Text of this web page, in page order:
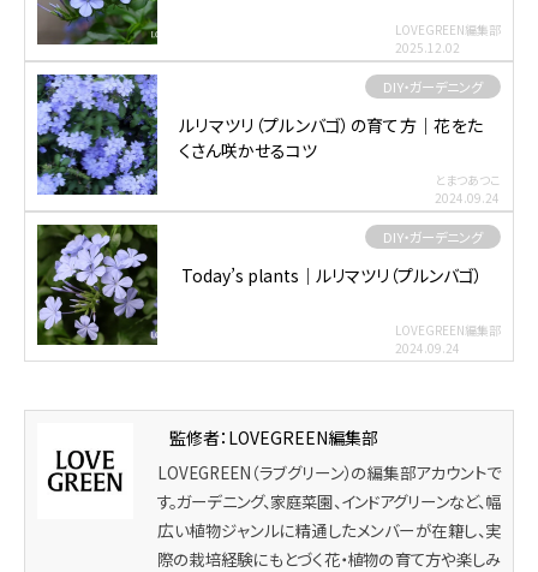
LOVEGREEN編集部
2025.12.02
DIY・ガーデニング
ルリマツリ（プルンバゴ）の育て方｜花をた
くさん咲かせるコツ
とまつあつこ
2024.09.24
DIY・ガーデニング
Today’s plants｜ルリマツリ（プルンバゴ）
LOVEGREEN編集部
2024.09.24
監修者：LOVEGREEN編集部
LOVEGREEN（ラブグリーン）の編集部アカウントで
す。ガーデニング、家庭菜園、インドアグリーンなど、幅
広い植物ジャンルに精通したメンバーが在籍し、実
際の栽培経験にもとづく花・植物の育て方や楽しみ